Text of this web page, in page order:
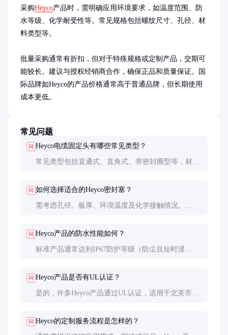
采购Heyco产品时，需明确应用环境要求，如温度范围、防
水等级、化学耐受性等。常见规格包括螺纹尺寸、孔径、材
料类型等。
批量采购通常有折扣，但对于特殊规格或定制产品，交期可
能较长。建议与授权经销商合作，确保正品和质量保证。国
际品牌如Heyco的产品价格通常高于普通品牌，但长期使用
成本更低。
常见问题
问 Heyco电缆固定头有哪些常见类型？
常见类型包括直通式、直角式、带密封圈型等，材质
问 如何选择适合的Heyco密封塞？
需考虑孔径、板厚、环境温度及化学接触情况。
问 Heyco产品的防水性能如何？
标准产品通常达到IP67防护等级（防尘且短时浸
问 Heyco产品是否有UL认证？
是的，许多Heyco产品通过UL认证，适用于北美市
问 Heyco的定制服务流程是怎样的？